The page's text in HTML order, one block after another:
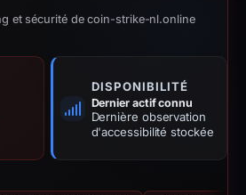
et sécurité de coin-strike-nl.online
DISPONIBILITÉ
Dernier actif connu
Dernière observation
d'accessibilité stockée